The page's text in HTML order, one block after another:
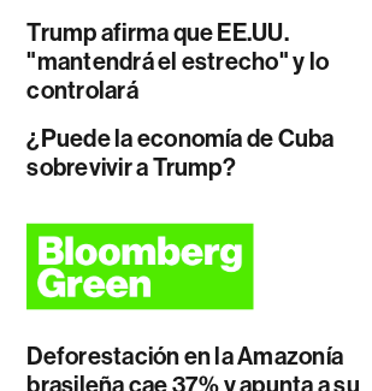
Trump afirma que EE.UU.
"mantendrá el estrecho" y lo
controlará
¿Puede la economía de Cuba
sobrevivir a Trump?
Deforestación en la Amazonía
brasileña cae 37% y apunta a su